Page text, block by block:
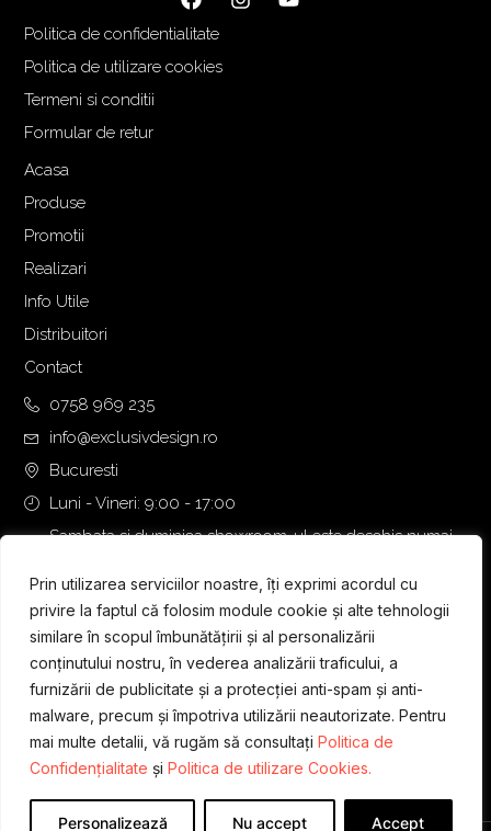
Prin utilizarea serviciilor noastre, îți exprimi acordul cu
privire la faptul că folosim module cookie și alte tehnologii
similare în scopul îmbunătățirii și al personalizării
conținutului nostru, în vederea analizării traficului, a
furnizării de publicitate și a protecției anti-spam și anti-
malware, precum și împotriva utilizării neautorizate. Pentru
mai multe detalii, vă rugăm să consultați Politica de
Confidențialitate și Politica de utilizare Cookies.
Personalizează Nu accept Accept
Politica de confidentialitate
Politica de utilizare cookies
Termeni si conditii
Formular de retur
Acasa
Produse
Promotii
Realizari
Info Utile
Distribuitori
Contact
0758 969 235
info@exclusivdesign.ro
Bucuresti
Luni - Vineri: 9:00 - 17:00
Sambata si duminica showroom-ul este deschis numai